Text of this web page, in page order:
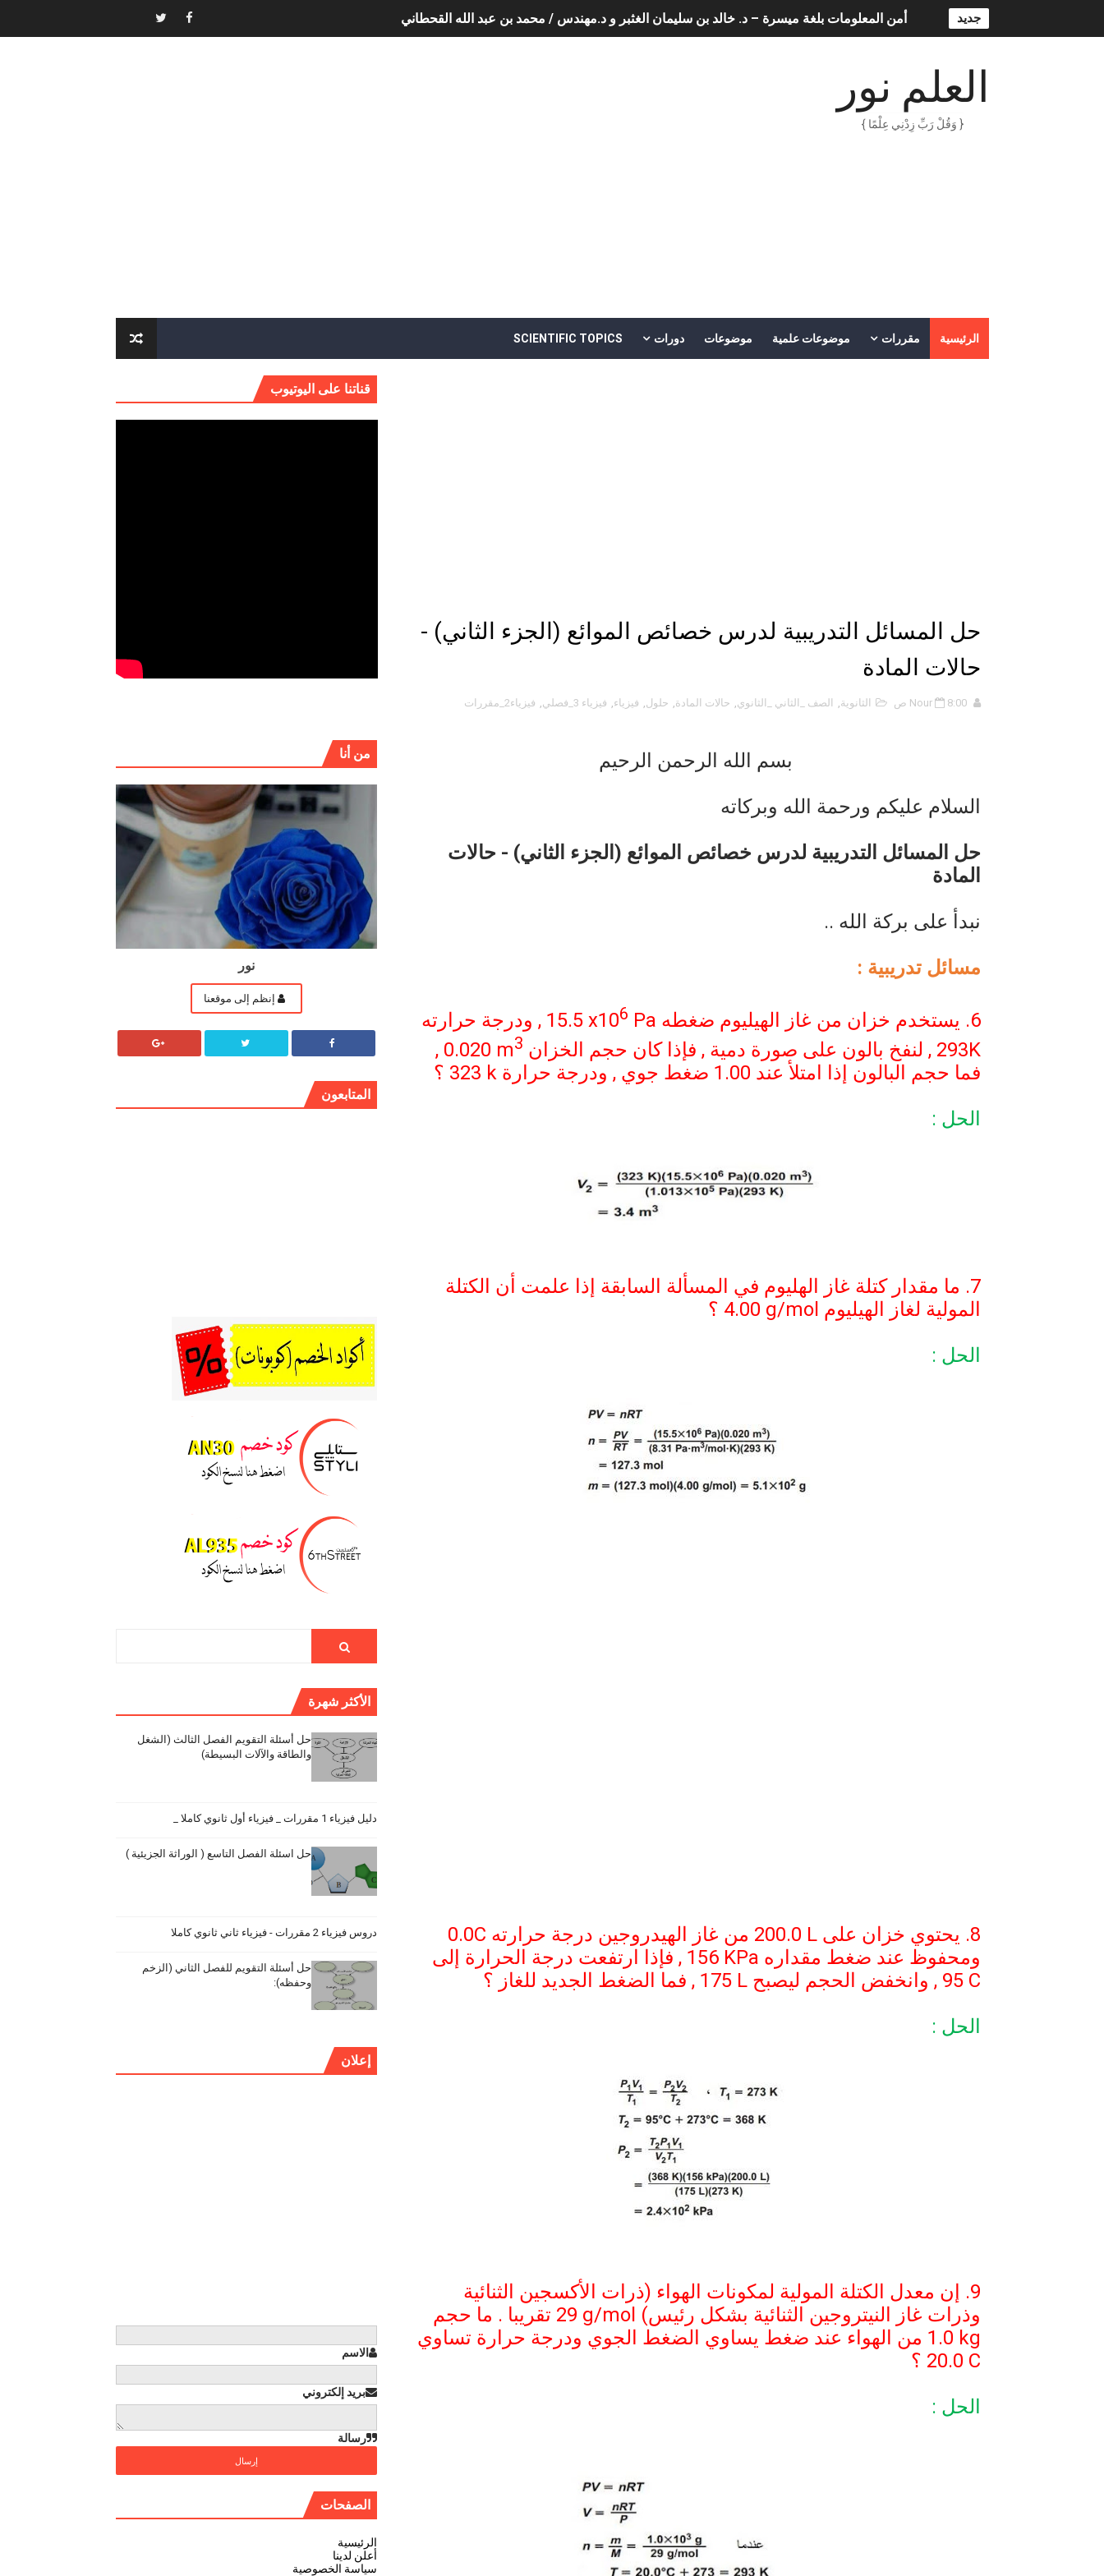
جديد الكتابة الإبداعية
ORACLE 9i بالعربية – محمد - pdf
الذكاء المالي
دليل جميع دروس كيمياء 1 مقررات
اختبار مقنن 5 – المول
نبذة عن كتاب ( نظرية الفستق ) - لفهد عامر الأحمدي
أناس ملهمون يجب أن تقرأ قصصهم
الكتابة الوظيفية
العلم نور
{ وَقُلْ رَبِّ زِدْنِي عِلْمًا }
الرئيسية مقررات موضوعات علمية موضوعات دورات SCIENTIFIC TOPICS
حل المسائل التدريبية لدرس خصائص الموائع (الجزء الثاني) -
حالات المادة
Nour 8:00 ص الثانوية, الصف _الثاني _الثانوي, حالات المادة, حلول, فيزياء, فيزياء 3_فصلي , فيزياء2_مقررات
بسم الله الرحمن الرحيم
السلام عليكم ورحمة الله وبركاته
حل المسائل التدريبية لدرس خصائص الموائع (الجزء الثاني) - حالات
المادة
نبدأ على بركة الله ..
مسائل تدريبية :
6. يستخدم خزان من غاز الهيليوم ضغطه 15.5 x106 Pa
, ودرجة حرارته
293K , لنفخ بالون على صورة دمية , فإذا كان حجم الخزان 0.020 m3
,
فما حجم البالون إذا امتلأ عند 1.00 ضغط جوي , ودرجة حرارة323 k ؟
الحل :
7. ما مقدار كتلة غاز الهليوم في المسألة السابقة إذا علمت أن الكتلة
المولية لغاز الهيليوم 4.00 g/mol ؟
الحل :
8. يحتوي خزان على 200.0 L من غاز الهيدروجين درجة حرارته 0.0C
ومحفوظ عند ضغط مقداره 156 KPa , فإذا ارتفعت درجة الحرارة إلى
95 C , وانخفض الحجم ليصبح175 L , فما الضغط الجديد للغاز ؟
الحل :
9. إن معدل الكتلة المولية لمكونات الهواء (ذرات الأكسجين الثنائية
وذرات غاز النيتروجين الثنائية بشكل رئيس) 29 g/mol تقريبا . ما حجم
1.0 kg من الهواء عند ضغط يساوي الضغط الجوي ودرجة حرارة تساوي
20.0 C ؟
الحل :
قناتنا على اليوتيوب
من أنا
نور
إنظم إلى موقعنا
المتابعون
الأكثر شهرة
حل أسئلة التقويم الفصل الثالث (الشغل
والطاقة والآلات البسيطة)
دليل فيزياء 1 مقررات _ فيزياء أول ثانوي كاملا _
حل اسئلة الفصل التاسع ( الوراثة الجزيئية )
دروس فيزياء 2 مقررات - فيزياء ثاني ثانوي كاملا
حل أسئلة التقويم للفصل الثاني (الزخم
وحفظه):
إعلان
الاسم
بريد إلكتروني
رسالة
الصفحات
الرئيسية
أعلن لدينا
سياسة الخصوصية